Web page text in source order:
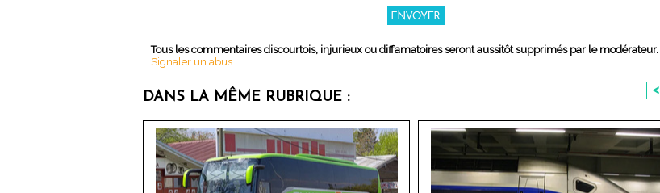
Tous les commentaires discourtois, injurieux ou diffamatoires seront aussitôt supprimés par le modérateur.
Signaler un abus
DANS LA MÊME RUBRIQUE : <